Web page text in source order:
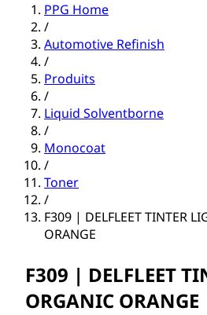
PPG Home
/
Automotive Refinish
/
Produits
/
Liquid Solventborne
/
Monocoat
/
Toner
/
F309 | DELFLEET TINTER
ORANGE
F309 | DELFLEET
ORGANIC ORANGE